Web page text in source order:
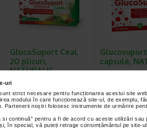
uri
strict necesare pentru funcționarea acestui site
modului în care funcționează site-ul, de exemplu,
Partenerii noștri folosesc instrumente de urmărire
si continuă” pentru a fi de acord cu aceste utilizări
în special, vă puteți retrage consimțământul pe site-
GlucoSuport Ceai,
20 plicuri,
NATURALIS
Naturalis GlucoSuport Ceai este
un supliment alimentar sub
forma de infuzie, creat pentru…
capsule,
supliment
special pentru